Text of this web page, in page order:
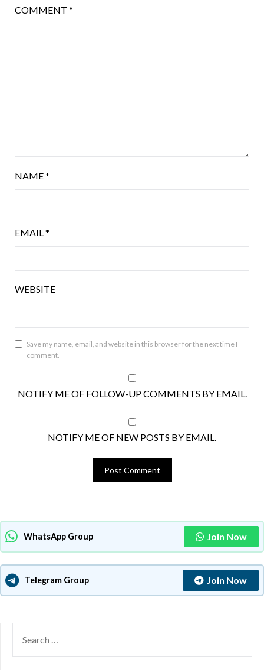
COMMENT *
NAME*
EMAIL*
WEBSITE
Save my name, email, and website in this browser for the next time I
comment.
NOTIFY ME OF FOLLOW-UP COMMENTS BY EMAIL.
NOTIFY ME OF NEW POSTS BY EMAIL.
WhatsApp Group Join Now
Telegram Group Join Now
FOR: